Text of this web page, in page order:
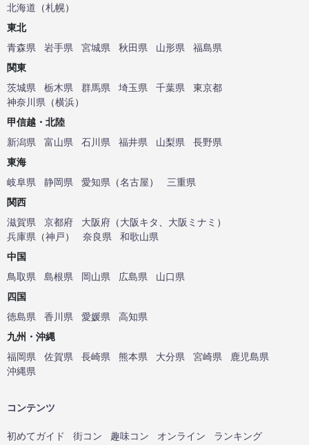
北海道 （札幌）
東北
青森県
岩手県 宮城県 秋田県 山形県
福島県
関東
茨城県
栃木県 群馬県 埼玉県 千葉県
東京都
神奈川県 （横浜）
甲信越・北陸
新潟県
富山県 石川県 福井県 山梨県
長野県
東海
岐阜県
静岡県 愛知県 （名古屋）
三重県
関西
滋賀県
京都府 大阪府 （大阪キタ 大阪ミナミ ）
兵庫県 （神戸） 奈良県
和歌山県
中国
鳥取県
島根県 岡山県 広島県
山口県
四国
徳島県
香川県 愛媛県
高知県
九州・沖縄
福岡県
佐賀県 長崎県 熊本県 大分県 宮崎県
鹿児島県
沖縄県
コンテンツ
初めてガイド 街コン 趣味コン オンライン ランキング